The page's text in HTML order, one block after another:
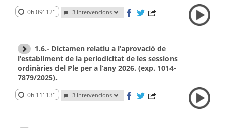
0h 09' 12'' 3 Intervencions
1.6.- Dictamen relatiu a l’aprovació de
l’establiment de la periodicitat de les sessions
ordinàries del Ple per a l’any 2026. (exp. 1014-
7879/2025).
0h 11' 13'' 3 Intervencions